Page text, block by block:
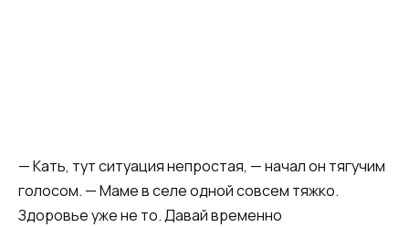
— Кать, тут ситуация непростая, — начал он тягучим
голосом. — Маме в селе одной совсем тяжко.
Здоровье уже не то. Давай временно